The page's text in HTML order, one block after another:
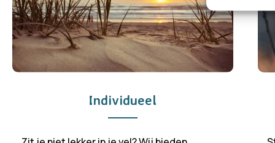
Individueel